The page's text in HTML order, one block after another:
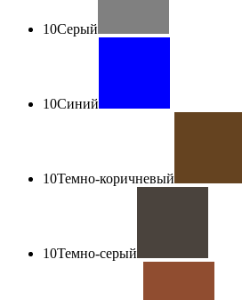
10Серый
10Синий
10Темно-коричневый
10Темно-серый